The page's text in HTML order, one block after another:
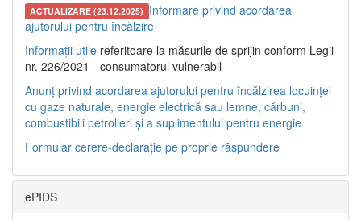
ACTUALIZARE (23.12.2025) Informare privind acordarea
ajutorului pentru încălzire
Informații utile referitoare la măsurile de sprijin conform Legii
nr. 226/2021 - consumatorul vulnerabil
Anunț privind acordarea ajutorului pentru încălzirea locuinței
cu gaze naturale, energie electrică sau lemne, cărbuni,
combustibili petrolieri și a suplimentului pentru energie
Formular cerere-declarație pe proprie răspundere
ePIDS